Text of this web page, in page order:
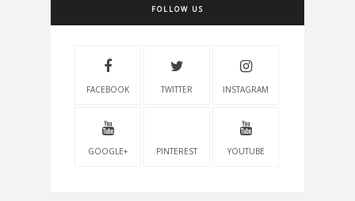
FOLLOW US
FACEBOOK TWITTER INSTAGRAM
GOOGLE+ PINTEREST YOUTUBE